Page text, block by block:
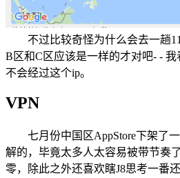
不过比较奇怪为什么会去一趟
B区和C区应该是一样的才对吧- -
不会经过这个ip。
VPN
七月份中国区AppStore下架了一
解的，毕竟太多人太容易被带节奏
零，除此之外还喜欢瞎J8思考一番